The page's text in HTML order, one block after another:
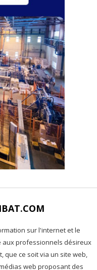
sur l'internet et le
aux professionnels désireux
que ce soit via un site web,
web proposant des